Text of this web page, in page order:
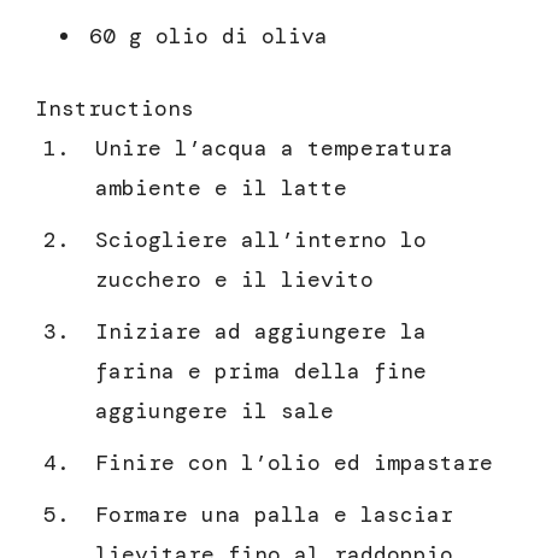
60 g olio di oliva
Instructions
Unire l’acqua a temperatura
ambiente e il latte
Sciogliere all’interno lo
zucchero e il lievito
Iniziare ad aggiungere la
farina e prima della fine
aggiungere il sale
Finire con l’olio ed impastare
Formare una palla e lasciar